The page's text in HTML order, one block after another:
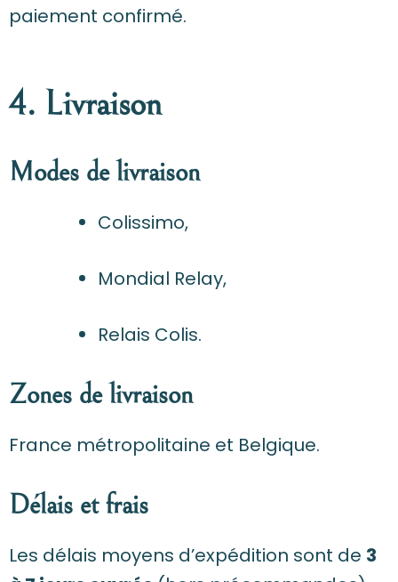
paiement confirmé.
4. Livraison
Modes de livraison
Colissimo,
Mondial Relay,
Relais Colis.
Zones de livraison
France métropolitaine et Belgique.
Délais et frais
Les délais moyens d’expédition sont de 3